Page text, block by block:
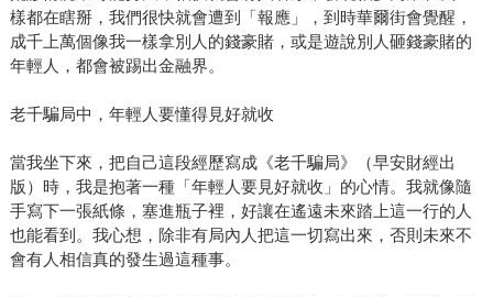
樣都在瞎掰，我們很快就會遭到「報應」，到時華爾街會覺醒，
成千上萬個像我一樣拿別人的錢豪賭，或是遊說別人砸錢豪賭的
年輕人，都會被踢出金融界。
老千騙局中，年輕人要懂得見好就收
當我坐下來，把自己這段經歷寫成《老千騙局》（早安財經出
版）時，我是抱著一種「年輕人要見好就收」的心情。我就像隨
手寫下一張紙條，塞進瓶子裡，好讓在遙遠未來踏上這一行的人
也能看到。我心想，除非有局內人把這一切寫出來，否則未來不
會有人相信真的發生過這種事。